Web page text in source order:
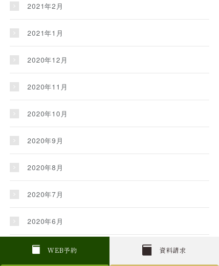
W EB予約 資料請求
2021年2月
2021年1月
2020年12月
2020年11月
2020年10月
2020年9月
2020年8月
2020年7月
2020年6月
2020年5月